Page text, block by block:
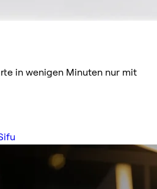
in wenigen Minuten nur mit